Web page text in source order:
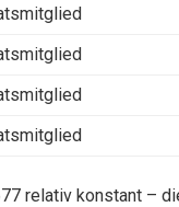
relativ konstant –